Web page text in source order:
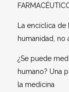
La encíclica de
humanidad,
¿Se puede
humano? Una
la medicina